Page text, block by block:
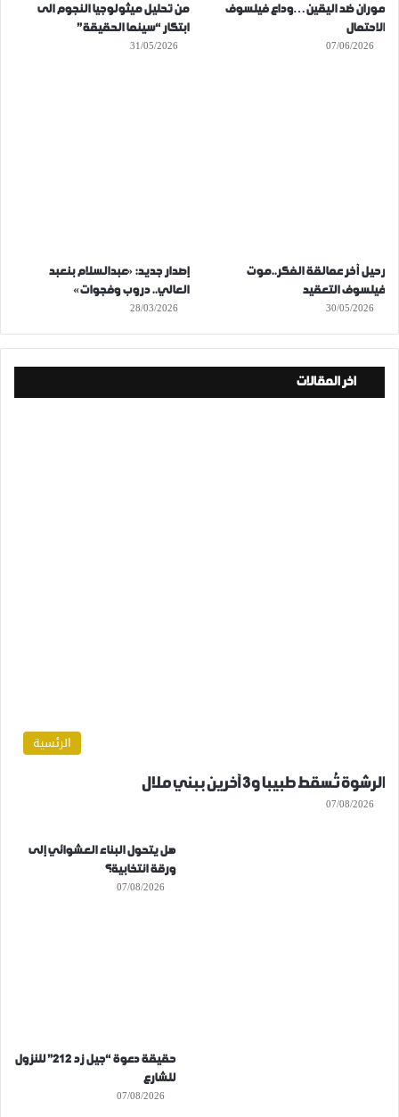
موران ضد اليقين…وداع فيلسوف
الاحتمال
07/06/2026
من تحليل ميثولوجيا النجوم الى
ابتكار “سينما الحقيقة”
31/05/2026
رحيل آخر عمالقة الفكر..موت
فيلسوف التعقيد
30/05/2026
إصدار جديد: «عبدالسلام بنعبد
العالي.. دروب وفجوات»
28/03/2026
اخر المقالات
الرئسية
الرشوة تُسقط طبيبا و3 آخرين ببني ملال
07/08/2026
هل يتحول البناء العشوائي إلى
ورقة انتخابية؟
07/08/2026
حقيقة دعوة “جيل زد 212” للنزول
للشارع
07/08/2026